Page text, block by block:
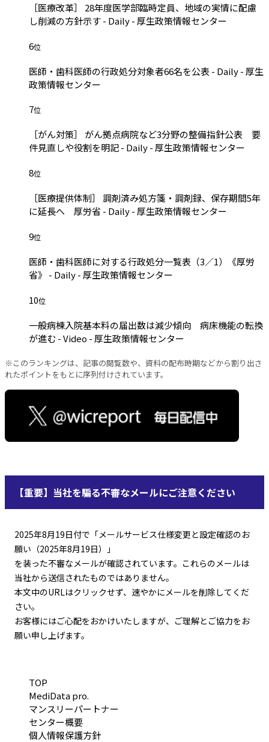
［医療改革］ 28年度医学部臨時定員、地域の実情に配慮
し削減の方針示す - Daily - 厚生政策情報センター
6位
医師・歯科医師の行政処分対象者66名を公表 - Daily - 厚生
政策情報センター
7位
［がん対策］ がん拠点病院など3分野の整備指針公表 要
件見直しや役割を明記 - Daily - 厚生政策情報センター
8位
［医療提供体制］ 調剤済み処方箋・調剤録、保存期間5年
に延長へ 厚労省 - Daily - 厚生政策情報センター
9位
医師・歯科医師に対する行政処分一覧表（3／1）《厚労
省》 - Daily - 厚生政策情報センター
10位
一般病棟入院基本料の届出数は減少傾向 病床機能の転換
が進む - Video - 厚生政策情報センター
※このランキングは、記事の閲覧数や、資料の配布時期などから割り出さ
れたポイントをもとに序列付けされています。
【重要】当社を騙る不審なメールにご注意ください
2025年8月19日付で「メールサービス仕様変更と設定確認のお
願い（2025年8月19日）」
を装った不審なメールが確認されています。これらのメールは
当社から送信されたものではありません。
本文中のURLはクリックせず、速やかにメールを削除してくだ
さい。
お客様にはご心配をおかけいたしますが、ご理解とご協力をお
願い申し上げます。
TOP
MediData pro.
マンスリーパートナー
センター概要
個人情報保護方針